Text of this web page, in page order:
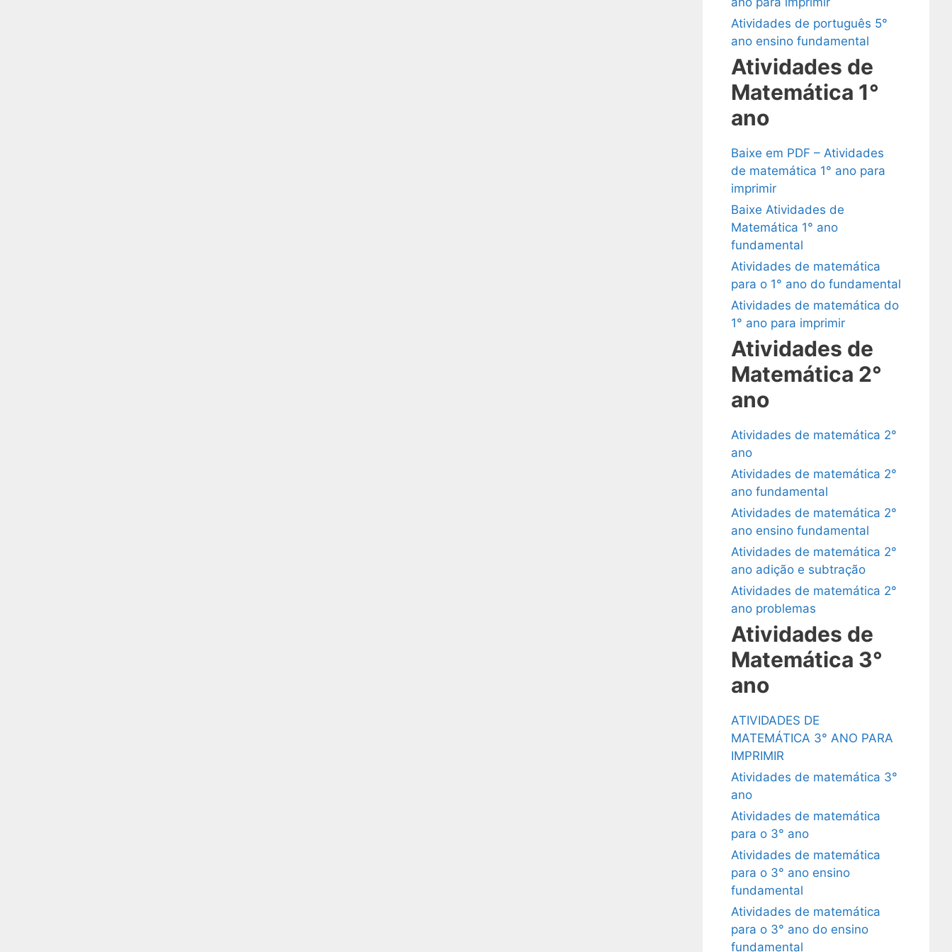
Atividades de português 5°
ano ensino fundamental
Atividades de
Matemática 1°
ano
Baixe em PDF – Atividades
de matemática 1° ano para
imprimir
Baixe Atividades de
Matemática 1° ano
fundamental
Atividades de matemática
para o 1° ano do fundamental
Atividades de matemática do
1° ano para imprimir
Atividades de
Matemática 2°
ano
Atividades de matemática 2°
ano
Atividades de matemática 2°
ano fundamental
Atividades de matemática 2°
ano ensino fundamental
Atividades de matemática 2°
ano adição e subtração
Atividades de matemática 2°
ano problemas
Atividades de
Matemática 3°
ano
ATIVIDADES DE
MATEMÁTICA 3° ANO PARA
IMPRIMIR
Atividades de matemática 3°
ano
Atividades de matemática
para o 3° ano
Atividades de matemática
para o 3° ano ensino
fundamental
Atividades de matemática
para o 3° ano do ensino
fundamental